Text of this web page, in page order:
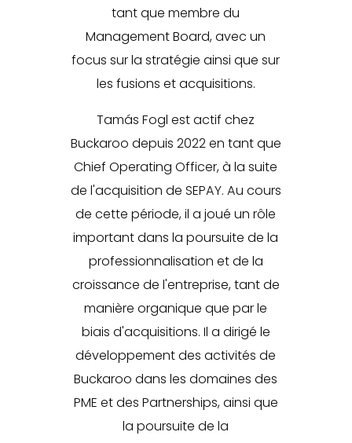
tant que membre du
Management Board, avec un
focus sur la stratégie ainsi que sur
les fusions et acquisitions.
Tamás Fogl est actif chez
Buckaroo depuis 2022 en tant que
Chief Operating Officer, à la suite
de l'acquisition de SEPAY. Au cours
de cette période, il a joué un rôle
important dans la poursuite de la
professionnalisation et de la
croissance de l'entreprise, tant de
manière organique que par le
biais d'acquisitions. Il a dirigé le
développement des activités de
Buckaroo dans les domaines des
PME et des Partnerships, ainsi que
la poursuite de la